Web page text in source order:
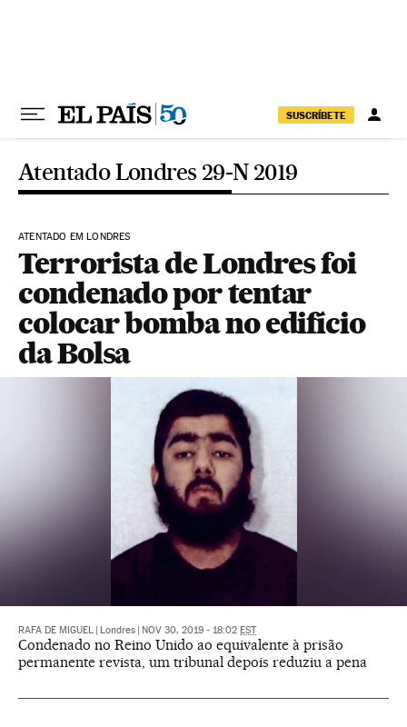
SUSCRÍBETE
Atentado Londres 29-N 2019
ATENTADO EM LONDRES
Terrorista de Londres foi
condenado por tentar
colocar bomba no edifício
da Bolsa
RAFA DE MIGUEL Londres NOV 30, 2019 - 18:02 EST
Condenado no Reino Unido ao equivalente à prisão
permanente revista, um tribunal depois reduziu a pena